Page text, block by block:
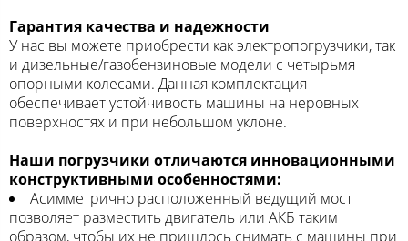
Гарантия качества и надежности
У нас вы можете приобрести как электропогрузчики, так
и дизельные/газобензиновые модели с четырьмя
опорными колесами. Данная комплектация
обеспечивает устойчивость машины на неровных
поверхностях и при небольшом уклоне.
Наши погрузчики отличаются инновационными
конструктивными особенностями:
Асимметрично расположенный ведущий мост
позволяет разместить двигатель или АКБ таким
образом, чтобы их не пришлось снимать с машины при